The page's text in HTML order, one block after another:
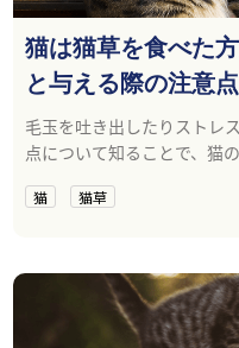
猫は猫草を食べた
と与える際の注意
毛玉を吐き出したりストレ
点について知ることで、猫
猫 猫草